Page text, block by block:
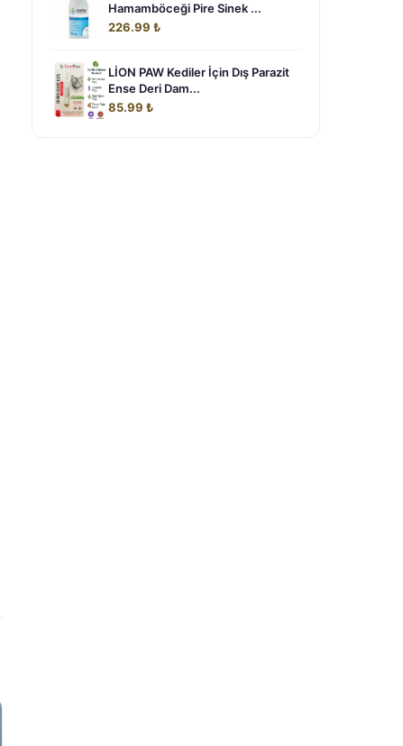
Hamamböceği Pire Sinek ...
226.99 ₺
LİON PAW Kediler İçin Dış Parazit
Ense Deri Dam...
85.99 ₺